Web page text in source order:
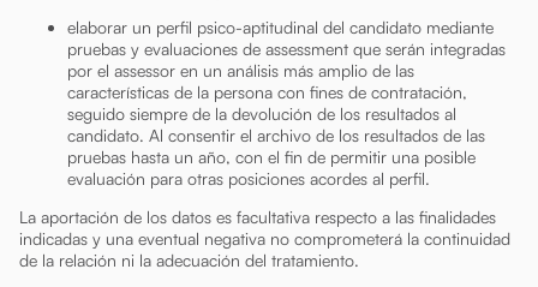
elaborar un perfil psico-aptitudinal del candidato mediante
pruebas y evaluaciones de assessment que serán integradas
por el assessor en un análisis más amplio de las
características de la persona con fines de contratación,
seguido siempre de la devolución de los resultados al
candidato. Al consentir el archivo de los resultados de las
pruebas hasta un año, con el fin de permitir una posible
evaluación para otras posiciones acordes al perfil.
La aportación de los datos es facultativa respecto a las finalidades
indicadas y una eventual negativa no comprometerá la continuidad
de la relación ni la adecuación del tratamiento.